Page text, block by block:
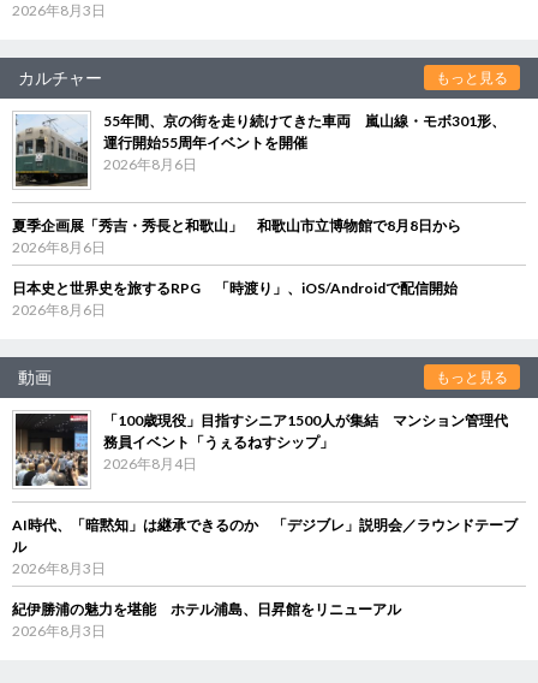
2026年8月3日
カルチャー もっと見る
55年間、京の街を走り続けてきた車両 嵐山線・モボ301形、
運行開始55周年イベントを開催
2026年8月6日
夏季企画展「秀吉・秀長と和歌山」 和歌山市立博物館で8月8日から
2026年8月6日
日本史と世界史を旅するRPG 「時渡り」、iOS/Androidで配信開始
2026年8月6日
動画 もっと見る
「100歳現役」目指すシニア1500人が集結 マンション管理代
務員イベント「うぇるねすシップ」
2026年8月4日
AI時代、「暗黙知」は継承できるのか 「デジブレ」説明会／ラウンドテーブ
ル
2026年8月3日
紀伊勝浦の魅力を堪能 ホテル浦島、日昇館をリニューアル
2026年8月3日